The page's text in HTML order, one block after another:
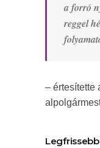
a forró
reggel
– értesítette